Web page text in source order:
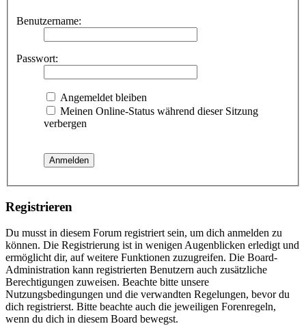
Benutzername:
Passwort:
Angemeldet bleiben
Meinen Online-Status während dieser Sitzung
verbergen
Registrieren
Du musst in diesem Forum registriert sein, um dich anmelden zu
können. Die Registrierung ist in wenigen Augenblicken erledigt und
ermöglicht dir, auf weitere Funktionen zuzugreifen. Die Board-
Administration kann registrierten Benutzern auch zusätzliche
Berechtigungen zuweisen. Beachte bitte unsere
Nutzungsbedingungen und die verwandten Regelungen, bevor du
dich registrierst. Bitte beachte auch die jeweiligen Forenregeln,
wenn du dich in diesem Board bewegst.